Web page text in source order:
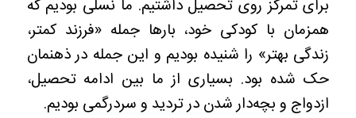
برای تمرکز روی تحصیل داشتیم. ما نسلی بودیم که
همزمان با کودکی خود، بارها جمله «فرزند کمتر،
زندگی بهتر» را شنیده بودیم و این جمله در ذهنمان
حک شده بود. بسیاری از ما بین ادامه تحصیل،
ازدواج و بچه‌دار شدن در تردید و سردرگمی بودیم.